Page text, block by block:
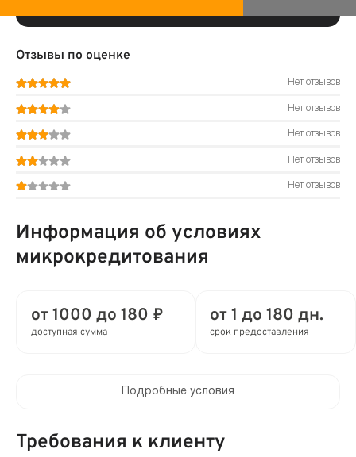
Отзывы по оценке
Нет отзывов
Нет отзывов
Нет отзывов
Нет отзывов
Нет отзывов
Информация об условиях
микрокредитования
от 1000 до 180 ₽
доступная сумма
от 1 до 180 дн.
срок предоставления
до 0.8%
Подробные условия
Требования к клиенту